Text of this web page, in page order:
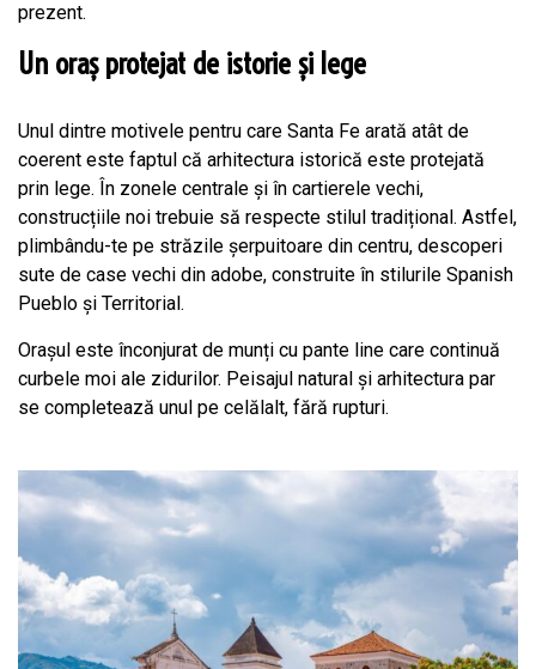
prezent.
Un oraș protejat de istorie și lege
Unul dintre motivele pentru care Santa Fe arată atât de
coerent este faptul că arhitectura istorică este protejată
prin lege. În zonele centrale și în cartierele vechi,
construcțiile noi trebuie să respecte stilul tradițional. Astfel,
plimbându-te pe străzile șerpuitoare din centru, descoperi
sute de case vechi din adobe, construite în stilurile Spanish
Pueblo și Territorial.
Orașul este înconjurat de munți cu pante line care continuă
curbele moi ale zidurilor. Peisajul natural și arhitectura par
se completează unul pe celălalt, fără rupturi.